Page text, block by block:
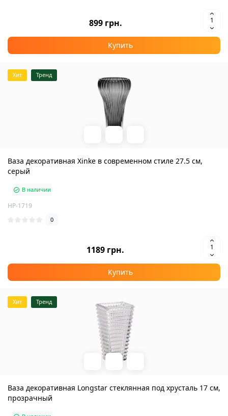
899 грн.
Купить
Хит Тренд
Ваза декоративная Xinke в современном стиле 27.5 см,
серый
В наличии
HP-1719
0
1189 грн.
Купить
Хит Тренд
Ваза декоративная Longstar стеклянная под хрусталь 17 см,
прозрачный